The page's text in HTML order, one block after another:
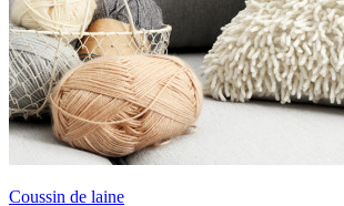
Coussin de laine